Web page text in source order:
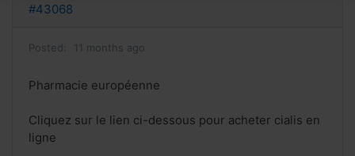
#43068
Posted: 11 months ago
Pharmacie européenne
Cliquez sur le lien ci-dessous pour acheter cialis en
ligne